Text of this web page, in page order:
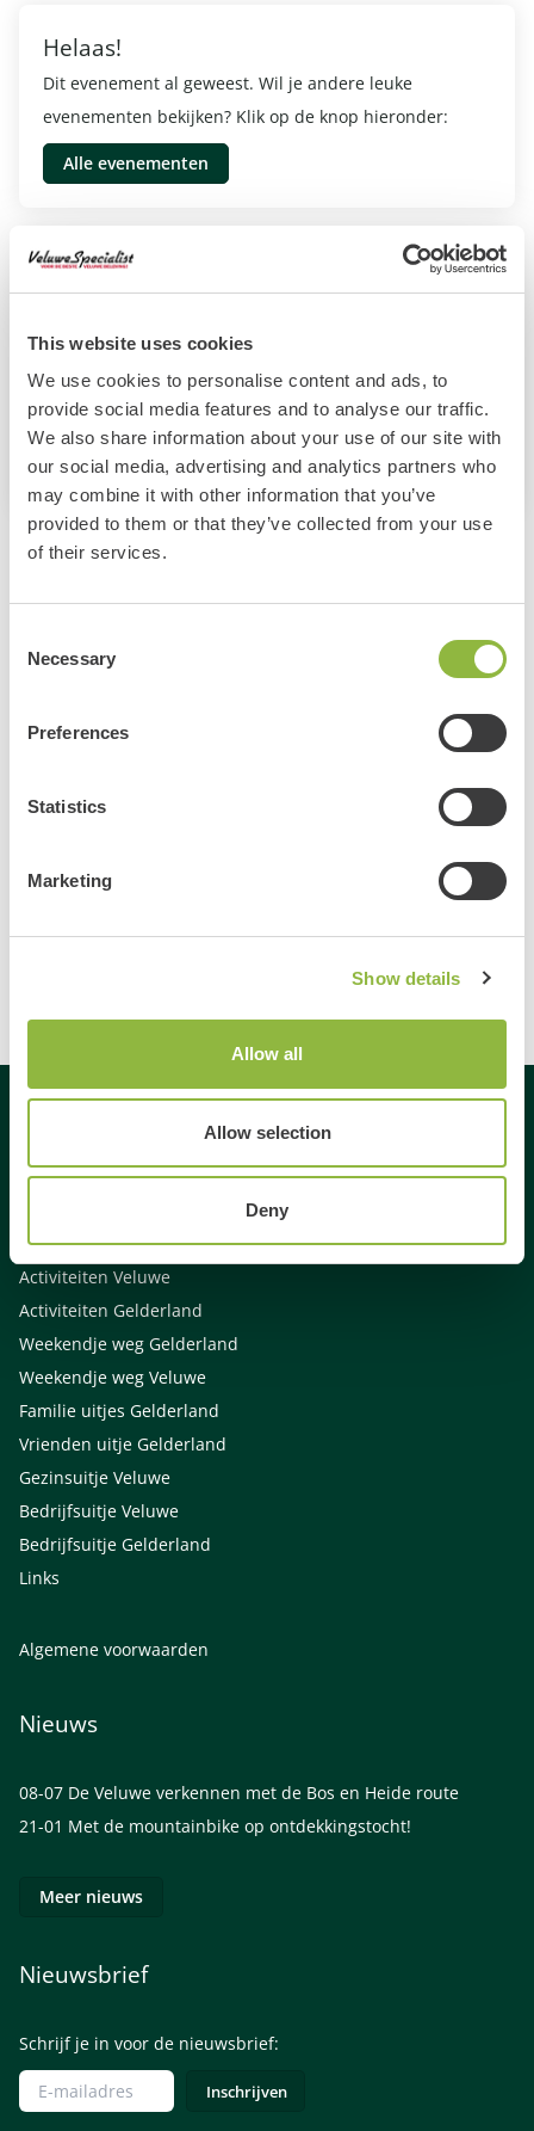
This website uses cookies
We use cookies to personalise content and ads, to
provide social media features and to analyse our traffic.
We also share information about your use of our site with
our social media, advertising and analytics partners who
may combine it with other information that you’ve
provided to them or that they’ve collected from your use
of their services.
Selection
Necessary
Preferences
Statistics
Marketing
Show details
Allow all
Allow selection
Deny
Helaas!
Dit evenement al geweest. Wil je andere leuke
evenementen bekijken? Klik op de knop hieronder:
Alle evenementen
Informatie
08:30 - 17:30
Website evenement
Winterpaleis Het Loo
Meer informatie
Gespecialiseerd in
Dagje weg
Activiteiten Veluwe
Activiteiten Gelderland
Weekendje weg Gelderland
Weekendje weg Veluwe
Familie uitjes Gelderland
Vrienden uitje Gelderland
Gezinsuitje Veluwe
Bedrijfsuitje Veluwe
Bedrijfsuitje Gelderland
Links
Algemene voorwaarden
Nieuws
08-07 De Veluwe verkennen met de Bos en Heide route
21-01 Met de mountainbike op ontdekkingstocht!
Meer nieuws
Nieuwsbrief
Schrijf je in voor de nieuwsbrief: